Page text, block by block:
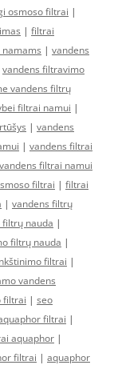
osmoso filtrai |
| filtrai
| vandens
vandens filtravimo
vandens filtrų
filtrai namui |
| vandens
| vandens filtrai
vandens filtrai namui
filtrai | filtrai
| vandens filtrų
nauda |
filtrų nauda |
filtrai |
vandens
filtrai | seo
filtrai |
aquaphor |
filtrai | aquaphor